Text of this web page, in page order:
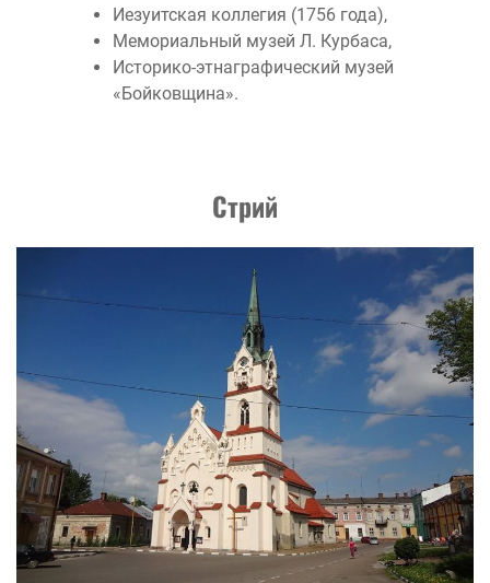
Иезуитская коллегия (1756 года),
Мемориальный музей Л. Курбаса,
Историко-этнаграфический музей
«Бойковщина».
Стрий